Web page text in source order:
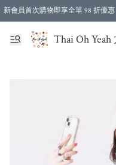
新會員首次購物即享全單 98 折優惠
特選會員可享全單低至 96 折優惠！
Thai Oh